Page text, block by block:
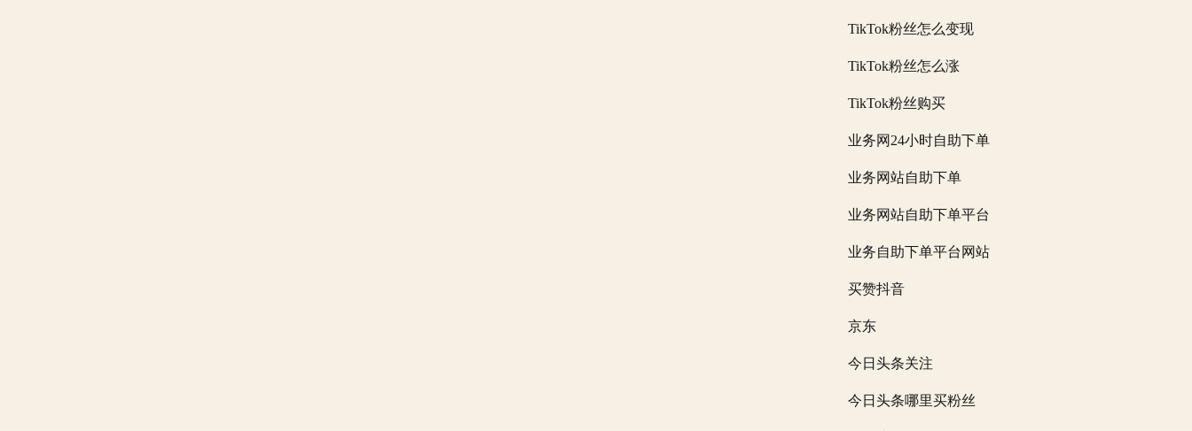
TikTok粉丝怎么变现
TikTok粉丝怎么涨
TikTok粉丝购买
业务网24小时自助下单
业务网站自助下单
业务网站自助下单平台
业务自助下单平台网站
买赞抖音
京东
今日头条关注
今日头条哪里买粉丝